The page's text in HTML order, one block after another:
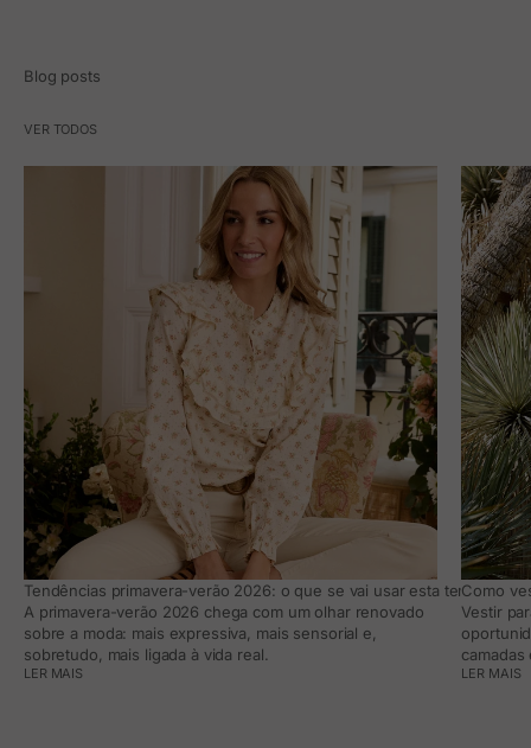
Blog posts
VER TODOS
Tendências primavera-verão 2026: o que se vai usar esta temporada
A primavera-verão 2026 chega com um olhar renovado
sobre a moda: mais expressiva, mais sensorial e,
sobretudo, mais ligada à vida real.
LER MAIS
Como
Vestir
LER MAIS